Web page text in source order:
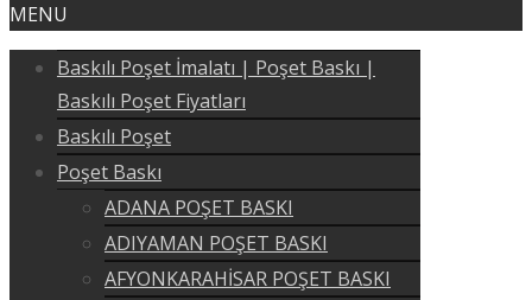
MENU
Baskılı Poşet İmalatı | Poşet Baskı |
Baskılı Poşet Fiyatları
Baskılı Poşet
Poşet Baskı
ADANA POŞET BASKI
ADIYAMAN POŞET BASKI
AFYONKARAHİSAR POŞET BASKI